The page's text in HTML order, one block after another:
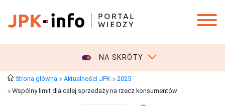
NA SKRÓTY
Strona główna Aktualności JPK
2025
Wspólny limit dla całej sprzedaży na rzecz konsumentów